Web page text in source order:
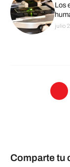
Los
julio
Comparte tu